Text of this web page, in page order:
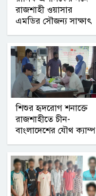
রাজশাহী ওয়াসার
এমডির সৌজন্য সাক্ষাৎ
শিশুর হৃদরোগ শনাক্তে
রাজশাহীতে চীন-
বাংলাদেশের যৌথ ক্যাম্প